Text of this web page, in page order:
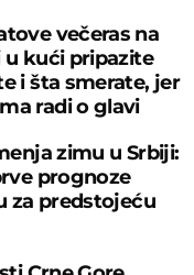
večeras na
u kući pripazite
i šta smerate, jer
radi o glavi
zimu u Srbiji:
prognoze
za predstojeću